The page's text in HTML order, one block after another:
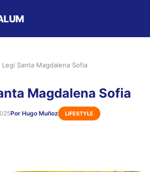
Legi Santa Magdalena Sofia
Magdalena Sofia
Por Hugo Muñoz LIFESTYLE